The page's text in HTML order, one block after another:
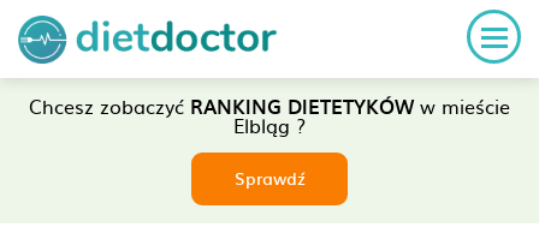
Chcesz zobaczyć RANKING DIETETYKÓWw mieście
Elbląg ?
Sprawdź